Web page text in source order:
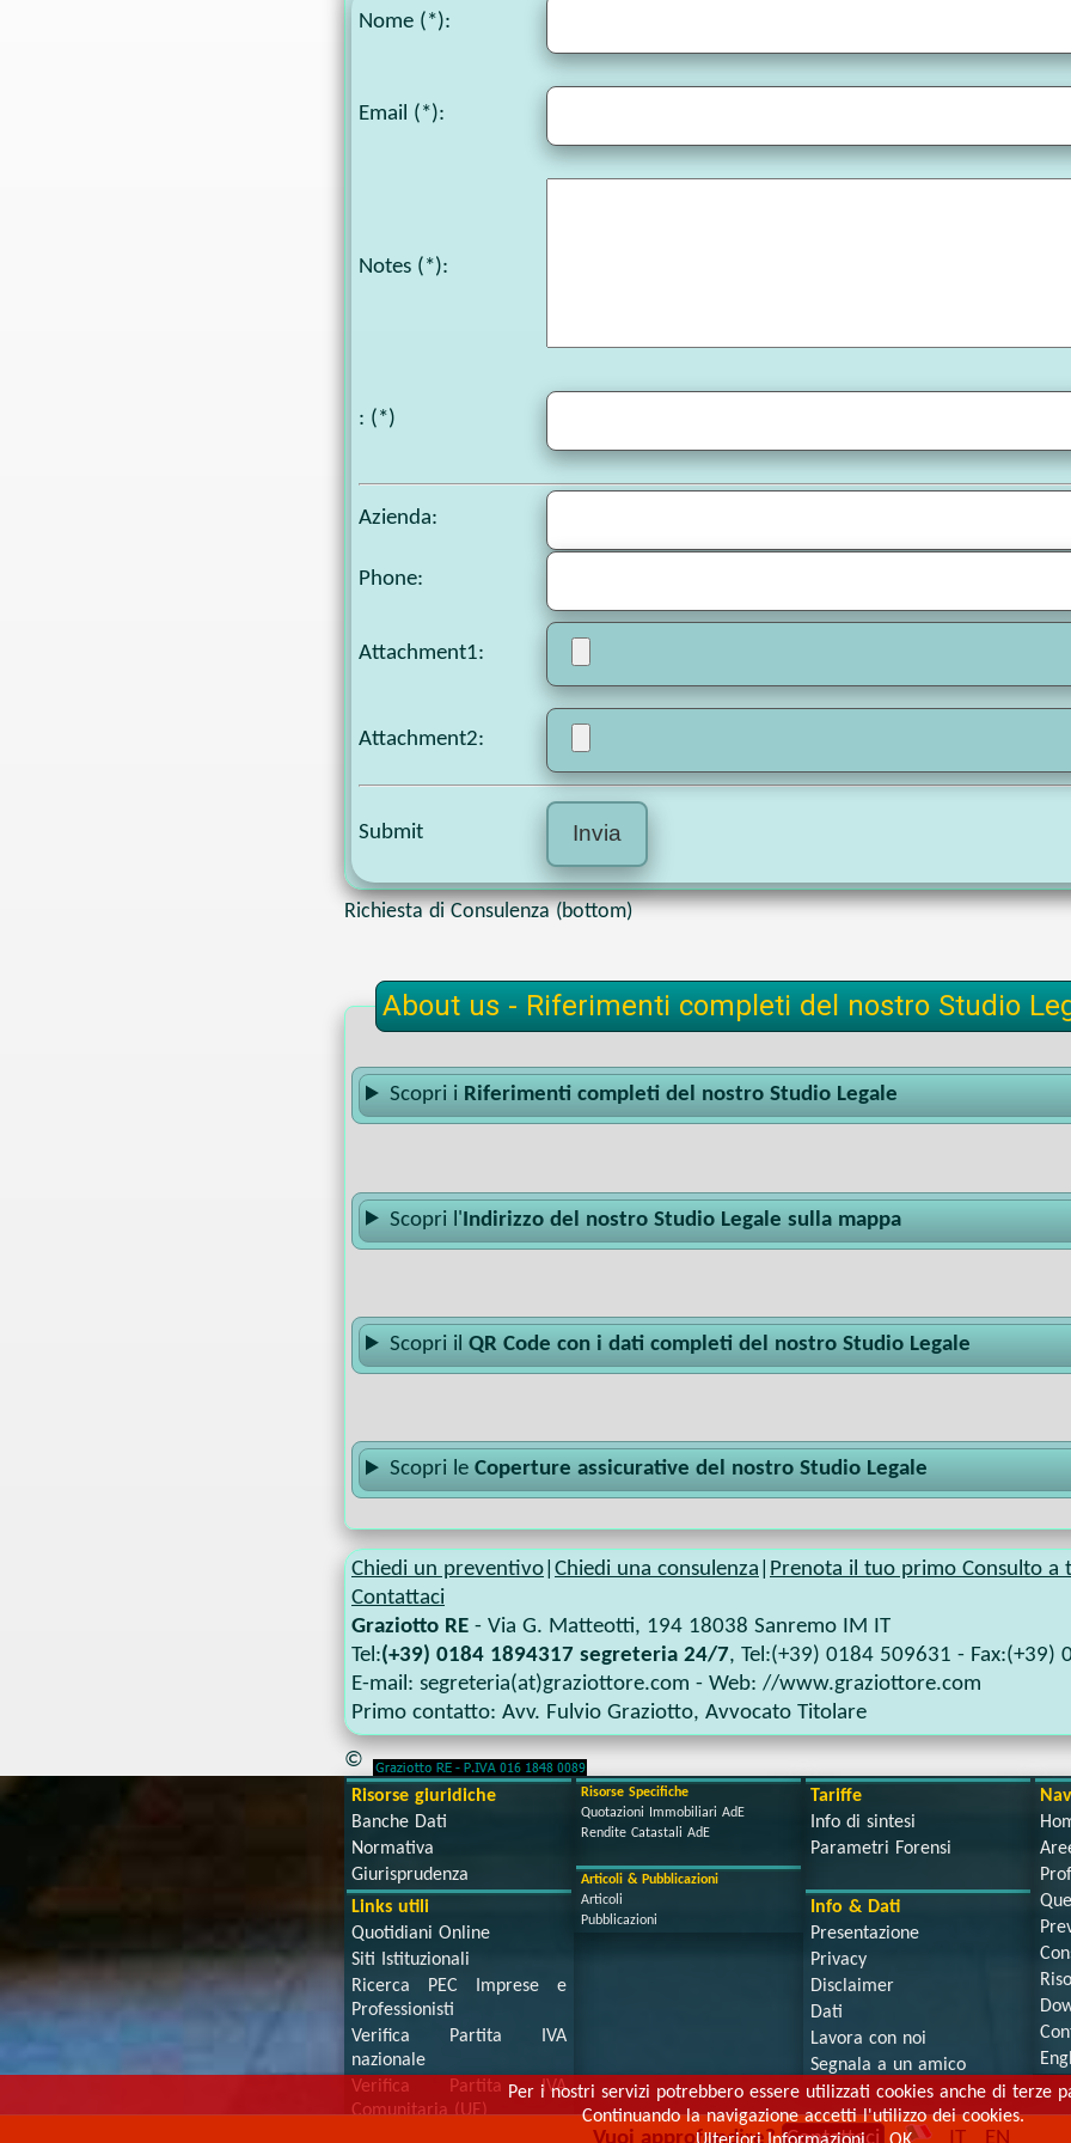
Nome (*):
Email (*):
Notes (*):
: (*)
Azienda:
Phone:
Attachment1:
Attachment2:
Submit
Richiesta di Consulenza (bottom)
About us - Riferimenti completi del nostro Studio
Scopri i Riferimenti completi del nostro Studio Legale
Scopri l' Indirizzo del nostro Studio Legale sulla mappa
Scopri ilQR Code con i dati completi del nostro Studio Legale
Scopri leCoperture assicurative del nostro Studio Legale
Chiedi un preventivo Chiedi una consulenza
Prenota il tuo primo Consulto a
Contattaci
Graziotto RE - Via G. Matteotti, 194 18038 Sanremo IM
IT
Tel:(+39) 0184 1894317 segreteria 24/7, Tel:(+39) 0184 509631 - Fax:(+39)
E-mail: segreteria(at)graziottore.com - Web: //www.graziottore.com
Primo contatto: Avv. Fulvio Graziotto, Avvocato Titolare
©
Risorse giuridiche
Banche Dati
Normativa
Giurisprudenza
Links utili
Quotidiani Online
Siti Istituzionali
Ricerca PEC Imprese e
Professionisti
Verifica Partita IVA
nazionale
Verifica Partita IVA
Comunitaria (UE)
Risorse Specifiche
Quotazioni Immobiliari AdE
Rendite Catastali AdE
Articoli & Pubblicazioni
Articoli
Pubblicazioni
Tariffe
Info di sintesi
Parametri Forensi
Info & Dati
Presentazione
Privacy
Disclaimer
Dati
Lavora con noi
Segnala a un amico
Per i nostri servizi potrebbero essere utilizzati cookies anche di terze
Continuando la navigazione accetti l'utilizzo dei cookies.